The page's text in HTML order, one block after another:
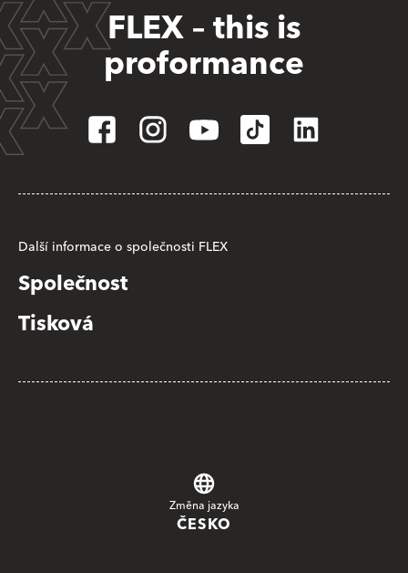
FLEX – this is
proformance
Další informace o společnosti FLEX
Společnost
Tisková
Změna jazyka
ČESKO